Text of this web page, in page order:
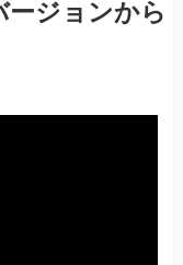
ージョンから